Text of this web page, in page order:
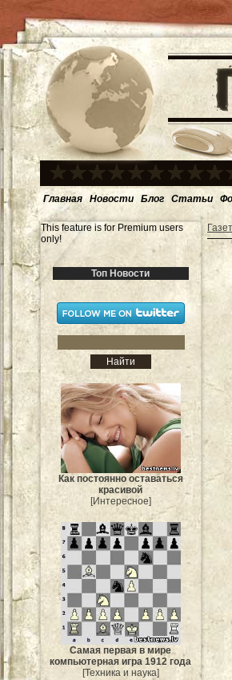
Главная Новости Блог Статьи
This feature is for Premium users
only!
Топ Новости
Как постоянно оставаться
красивой
[Интересное]
Самая первая в мире
компьютерная игра 1912 года
[Техника и наука]